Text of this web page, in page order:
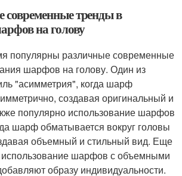
современные тренды в
на голову
популярны различные современные
шарфов на голову. Один из
"асимметрия", когда шарф
создавая оригинальный и
популярно использование шарфов
шарф обматывается вокруг головы
объемный и стильный вид. Еще
шарфов с объемными
образу индивидуальности.